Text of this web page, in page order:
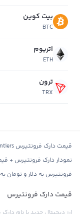
بیت کوین
BTC
اتریوم
ETH
ترون
TRX
نمودار دارک فرونتیرس +
فرونتیرس به دلار و تومان
قیمت دارک فرونتیرس